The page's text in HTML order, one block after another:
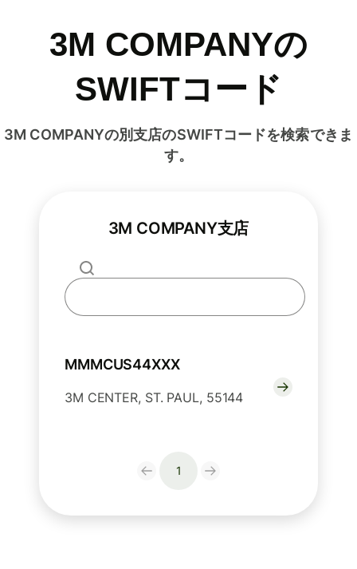
3M COMPANYの
SWIFTコード
3M COMPANYの別支店のSWIFTコードを検索できま
す。
3M COMPANY支店
MMMCUS44XXX
3M CENTER, ST. PAUL, 55144
1